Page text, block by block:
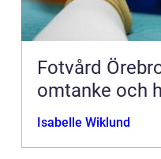
Fotvård Örebro
omtanke och
Isabelle Wiklund